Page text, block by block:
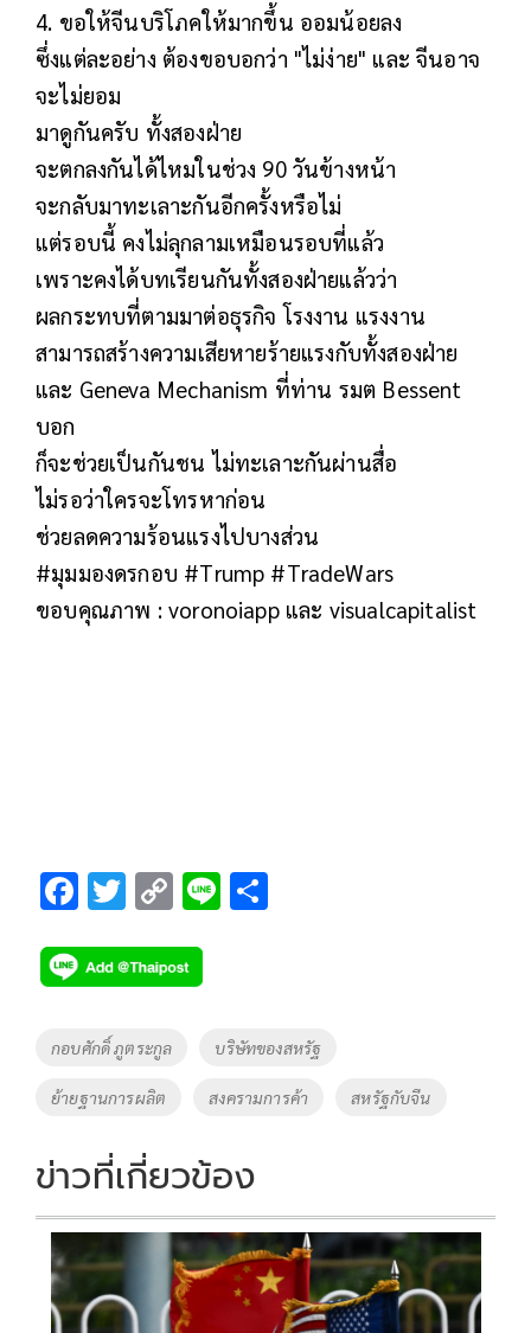
4. ขอให้จีนบริโภคให้มากขึ้น ออมน้อยลง
ซึ่งแต่ละอย่าง ต้องขอบอกว่า "ไม่ง่าย" และ จีนอาจ
จะไม่ยอม
มาดูกันครับ ทั้งสองฝ่าย
จะตกลงกันได้ไหมในช่วง 90 วันข้างหน้า
จะกลับมาทะเลาะกันอีกครั้งหรือไม่
แต่รอบนี้ คงไม่ลุกลามเหมือนรอบที่แล้ว
เพราะคงได้บทเรียนกันทั้งสองฝ่ายแล้วว่า
ผลกระทบที่ตามมาต่อธุรกิจ โรงงาน แรงงาน
สามารถสร้างความเสียหายร้ายแรงกับทั้งสองฝ่าย
และ Geneva Mechanism ที่ท่าน รมต Bessent
บอก
ก็จะช่วยเป็นกันชน ไม่ทะเลาะกันผ่านสื่อ
ไม่รอว่าใครจะโทรหาก่อน
ช่วยลดความร้อนแรงไปบางส่วน
#มุมมองดรกอบ #Trump #TradeWars
ขอบคุณภาพ : voronoiapp และ visualcapitalist
F
e
b
o
k
T
tt
er
C
p
y
Li
Tags
กอบศักดิ์ ภูตระกูล บริษัทของสหรัฐ
ย้ายฐานการผลิต สงครามการค้า สหรัฐกับจีน
ข่าวที่เกี่ยวข้อง